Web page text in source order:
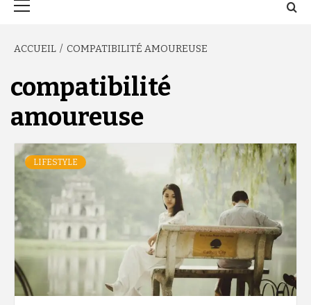
ACCUEIL COMPATIBILITÉ AMOUREUSE
compatibilité
amoureuse
LIFESTYLE